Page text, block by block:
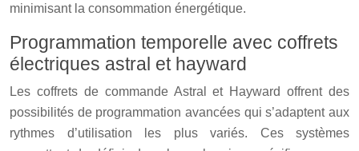
minimisant la consommation énergétique.
Programmation temporelle avec coffrets
électriques astral et hayward
Les coffrets de commande Astral et Hayward offrent des
possibilités de programmation avancées qui s’adaptent aux
rythmes d’utilisation les plus variés. Ces systèmes